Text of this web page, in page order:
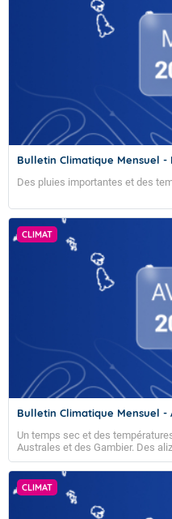
Bulletin Climatique Mensuel -
Des pluies importantes et des
CLIMAT
Bulletin Climatique Mensuel -
Un temps sec et des
Australes et des Gambier. Des
CLIMAT